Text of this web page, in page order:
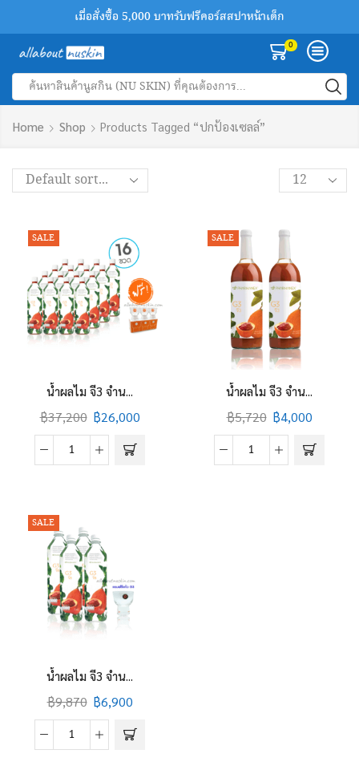
สินค้านูสกินของแท้ลด 30-50%
เมื่อสั่งซื้อ 5,000 บาทรับฟรีคอร์สสปาหน้าเด็ก
เพิ่มเพื่อนทางไลน์รับส่วนลด 100 บาทฟรี
0
Search
Home Shop Products Tagged “ปกป้องเซลล์”
Products
per
SALE
น้ำผลไม จี3 จำน...
฿37,200 ฿26,000
น้ำ
16
ขวด
(G3
GAC
Fruit)
quantity
SALE
น้ำผลไม จี3 จำน...
฿5,720 ฿4,000
น้ำ
SALE
น้ำผลไม จี3 จำน...
฿9,870 ฿6,900
น้ำ